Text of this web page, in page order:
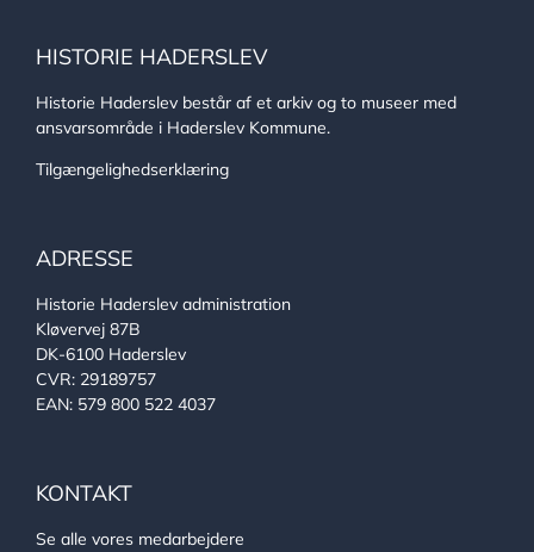
HISTORIE HADERSLEV
Historie Haderslev består af et arkiv og to museer med
ansvarsområde i Haderslev Kommune.
Tilgængelighedserklæring
ADRESSE
Historie Haderslev administration
Kløvervej 87B
DK-6100 Haderslev
CVR: 29189757
EAN: 579 800 522 4037
KONTAKT
Se alle vores medarbejdere